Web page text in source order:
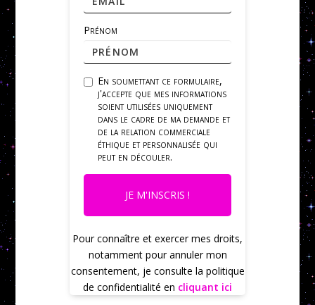
Prénom
En soumettant ce formulaire,
j'accepte que mes informations
soient utilisées uniquement
dans le cadre de ma demande et
de la relation commerciale
éthique et personnalisée qui
peut en découler.
JE M'INSCRIS !
Pour connaître et exercer mes droits,
notamment pour annuler mon
consentement, je consulte la politique
de confidentialité en cliquant ici